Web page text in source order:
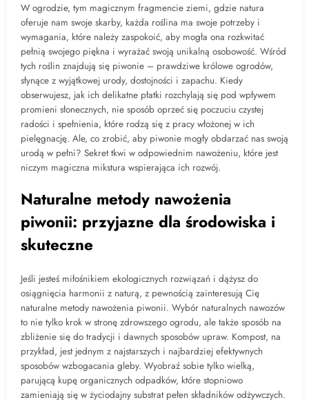
W ogrodzie, tym magicznym fragmencie ziemi, gdzie natura
oferuje nam swoje skarby, każda roślina ma swoje potrzeby i
wymagania, które należy zaspokoić, aby mogła ona rozkwitać
pełnią swojego piękna i wyrażać swoją unikalną osobowość. Wśród
tych roślin znajdują się piwonie – prawdziwe królowe ogrodów,
słynące z wyjątkowej urody, dostojności i zapachu. Kiedy
obserwujesz, jak ich delikatne płatki rozchylają się pod wpływem
promieni słonecznych, nie sposób oprzeć się poczuciu czystej
radości i spełnienia, które rodzą się z pracy włożonej w ich
pielęgnację. Ale, co zrobić, aby piwonie mogły obdarzać nas swoją
urodą w pełni? Sekret tkwi w odpowiednim nawożeniu, które jest
niczym magiczna mikstura wspierająca ich rozwój.
Naturalne metody nawożenia
piwonii: przyjazne dla środowiska i
skuteczne
Jeśli jesteś miłośnikiem ekologicznych rozwiązań i dążysz do
osiągnięcia harmonii z naturą, z pewnością zainteresują Cię
naturalne metody nawożenia piwonii. Wybór naturalnych nawozów
to nie tylko krok w stronę zdrowszego ogrodu, ale także sposób na
zbliżenie się do tradycji i dawnych sposobów upraw. Kompost, na
przykład, jest jednym z najstarszych i najbardziej efektywnych
sposobów wzbogacania gleby. Wyobraź sobie tylko wielką,
parującą kupę organicznych odpadków, które stopniowo
zamieniają się w życiodajny substrat pełen składników odżywczych.